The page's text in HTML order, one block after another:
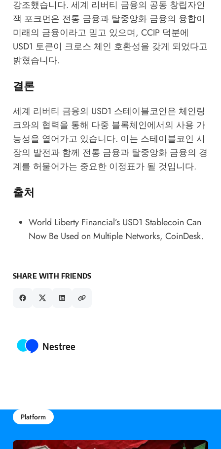
강조했습니다. 세계 리버티 금융의 공동 창립자인
잭 포크먼은 전통 금융과 탈중앙화 금융의 융합이
미래의 금융이라고 믿고 있으며, CCIP 덕분에
USD1 토큰이 크로스 체인 호환성을 갖게 되었다고
밝혔습니다.
결론
세계 리버티 금융의 USD1 스테이블코인은 체인링
크와의 협력을 통해 다중 블록체인에서의 사용 가
능성을 열어가고 있습니다. 이는 스테이블코인 시
장의 발전과 함께 전통 금융과 탈중앙화 금융의 경
계를 허물어가는 중요한 이정표가 될 것입니다.
출처
World Liberty Financial’s USD1 Stablecoin Can
Now Be Used on Multiple Networks, CoinDesk.
SHARE WITH FRIENDS
Posted by
Nestree
Platform